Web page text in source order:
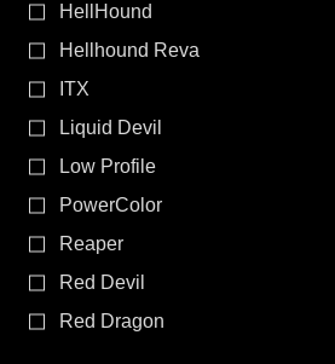
HellHound
Hellhound Reva
ITX
Liquid Devil
Low Profile
PowerColor
Reaper
Red Devil
Red Dragon